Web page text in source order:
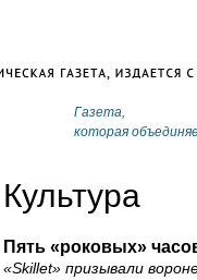
Газета,
которая
Культура
Пять «роковых»
«Skillet» призывали